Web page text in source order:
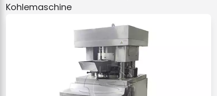
Kohlemaschine